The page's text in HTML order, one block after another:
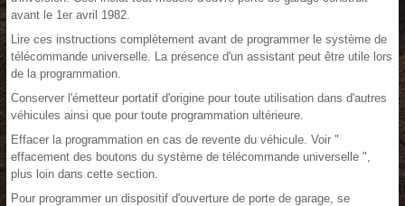
avant le 1er avril 1982.
Lire ces instructions complètement avant de programmer le système de
télécommande universelle. La présence d'un assistant peut être utile lors
de la programmation.
Conserver l'émetteur portatif d'origine pour toute utilisation dans d'autres
véhicules ainsi que pour toute programmation ultérieure.
Effacer la programmation en cas de revente du véhicule. Voir "
effacement des boutons du système de télécommande universelle ",
plus loin dans cette section.
Pour programmer un dispositif d'ouverture de porte de garage, se